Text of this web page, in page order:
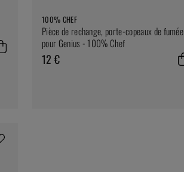
100% CHEF
Pièce de rechange, porte-copeaux de fumée
pour Genius - 100% Chef
12 €